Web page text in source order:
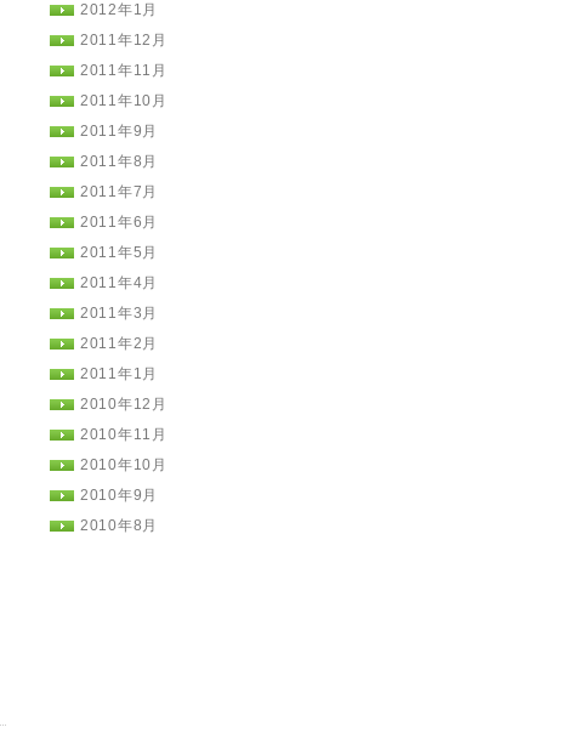
2012年1月
2011年12月
2011年11月
2011年10月
2011年9月
2011年8月
2011年7月
2011年6月
2011年5月
2011年4月
2011年3月
2011年2月
2011年1月
2010年12月
2010年11月
2010年10月
2010年9月
2010年8月